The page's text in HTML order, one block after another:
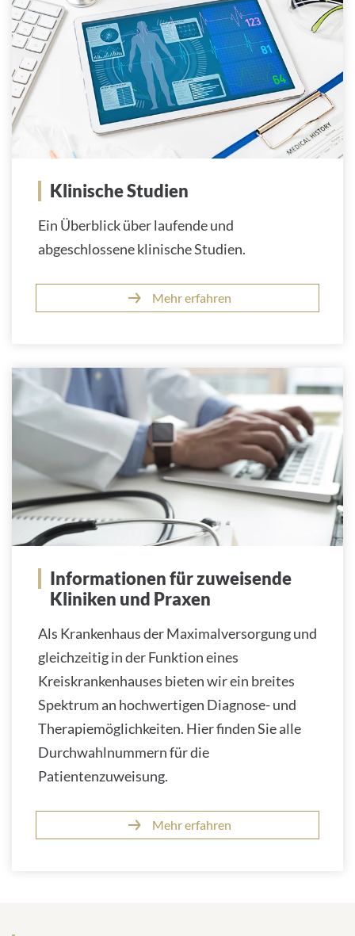
Klinische Studien
Ein Überblick über laufende und
abgeschlossene klinische Studien.
Mehr erfahren
Informationen für zuweisende
Kliniken und Praxen
Als Krankenhaus der Maximalversorgung und
gleichzeitig in der Funktion eines
Kreiskrankenhauses bieten wir ein breites
Spektrum an hochwertigen Diagnose- und
Therapiemöglichkeiten. Hier finden Sie alle
Durchwahlnummern für die
Patientenzuweisung.
Mehr erfahren